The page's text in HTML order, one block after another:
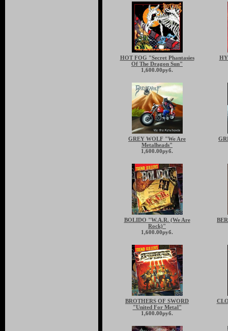
HOT FOG "Secret Phantasies
Of The Dragon Sun"
1,600.00руб.
GREY WOLF "We Are
Metalheads"
1,600.00руб.
BOLIDO "W.A.R. (We Are
Rock)"
1,600.00руб.
BROTHERS OF SWORD
"United For Metal"
1,600.00руб.